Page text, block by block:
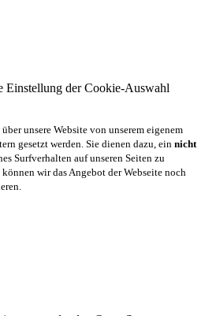
Einstellung der Cookie-Auswahl
unsere Website von unserem eigenem
gesetzt werden. Sie dienen dazu, ein nicht
Surfverhalten auf unseren Seiten zu
wir das Angebot der Webseite noch